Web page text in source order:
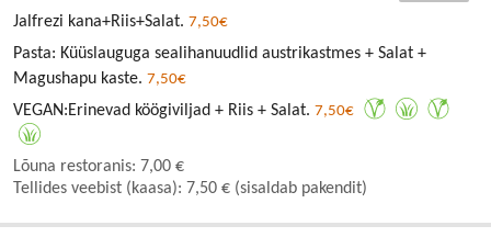
Jalfrezi kana+Riis+Salat. 7,50€
Pasta: Küüslauguga sealihanuudlid austrikastmes + Salat +
Magushapu kaste. 7,50€
VEGAN:Erinevad köögiviljad + Riis + Salat. 7,50€
Lõuna restoranis: 7,00 €
Tellides veebist (kaasa): 7,50 € (sisaldab pakendit)